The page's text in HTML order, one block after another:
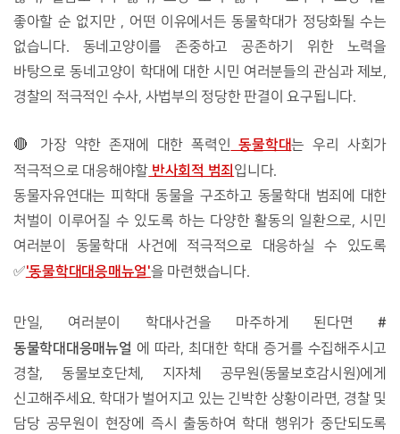
좋아할 순 없지만 , 어떤 이유에서든 동물학대가 정당화될 수는
없습니다. 동네고양이를 존중하고 공존하기 위한 노력을
바탕으로 동네고양이 학대에 대한 시민 여러분들의 관심과 제보,
경찰의 적극적인 수사, 사법부의 정당한 판결이 요구됩니다.
🔴 가장 약한 존재에 대한 폭력인 동물학대는 우리 사회가
적극적으로 대응해야할 반사회적 범죄 입니다.
동물자유연대는 피학대 동물을 구조하고 동물학대 범죄에 대한
처벌이 이루어질 수 있도록 하는 다양한 활동의 일환으로, 시민
여러분이 동물학대 사건에 적극적으로 대응하실 수 있도록
✅'동물학대대응매뉴얼'을 마련했습니다.
만일, 여러분이 학대사건을 마주하게 된다면
#
동물학대대응매뉴얼 에 따라, 최대한 학대 증거를 수집해주시고
경찰, 동물보호단체, 지자체 공무원(동물보호감시원)에게
신고해주세요. 학대가 벌어지고 있는 긴박한 상황이라면, 경찰 및
담당 공무원이 현장에 즉시 출동하여 학대 행위가 중단되도록